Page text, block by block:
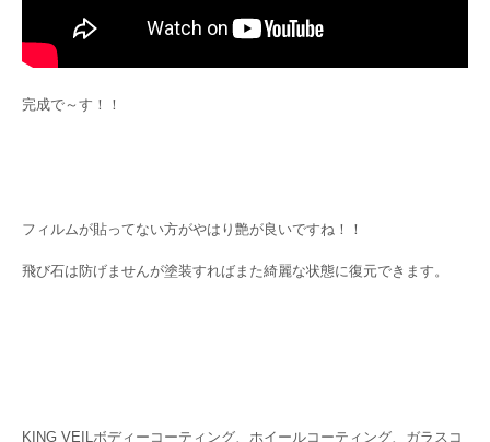
完成で～す！！
フィルムが貼ってない方がやはり艶が良いですね！！
飛び石は防げませんが塗装すればまた綺麗な状態に復元できます。
KING VEILボディーコーティング、ホイールコーティング、ガラスコ